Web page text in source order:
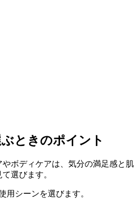
ときのポイント
ボディケアは、気分の満足感と肌
選びます。
用シーンを選びます。